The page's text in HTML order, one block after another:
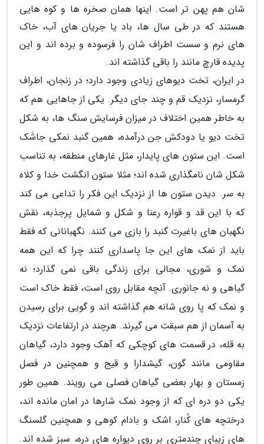
شان هم پهن تر است. اینها همان صخره ها و کوه هایی
هستند که در طی سال ها، باد یا جریان های آب، خاک
های نرم و سست اطراف شان را فرسوده و برده اند و این
پدیده قارچ مانند را باقی گذاشته اند.
در ایران، تخت دیوهای زیادی وجود دارد؛ در زنجان، اطراف
گرمسار، نزدیک قم و چند جای دیگر. یکی از جاهایی هم که
به خاطر همین اختلاف در میزان فرسایش سنگ ها، به شکل
تخت دیو یا دودکش جن درآمده، همین گنبد نمکی جاشَک
است. این ستون های پایدار، مثل غارهای منطقه، به تناسب
شکل شان نامگذاری شده اند؛ مثلا ستون انگشت خدا و کلاه
به سر. دیدن ستون ها از نزدیک این فکر را تداعی می کند
که با این قد و قواره رعنا و شکل و شمایل پرجذبه، نقش
نگهبان های باغیرت گنبد را بازی می کنند. نگهبانانی که فقط
باید از نمک های این جا پاسداری کنند چرا که این همه
نمک و شوری، مجالی برای زندگی باقی نمی گذارد؛ نه
گیاهی و نه جانوری. آنچه مقابل روی است، فقط خاک است
و نمک که پا روی شانه هم گذاشته اند و گویی برای رسیدن
به آسمان از هم سبقت می گیرند. هرچند در ارتفاعات نزدیک
به قله، در قسمت های کوچکی که آهک وجود دارد، گیاهان
مقاومی مانند گون، گیشدارا و قیج و همچنین در فصل
زمستان و بهار بعضی گیاهان فصلی می رویند. همین طور
یکی دو دره ای که از وجود نمک شارها در امان مانده اند،
درختچه های کُنار، اشک و بادام کوهی و همچنین گلسنگ
های زیبای چندمتری بر روی دیواره های دره، سبز شده اند.